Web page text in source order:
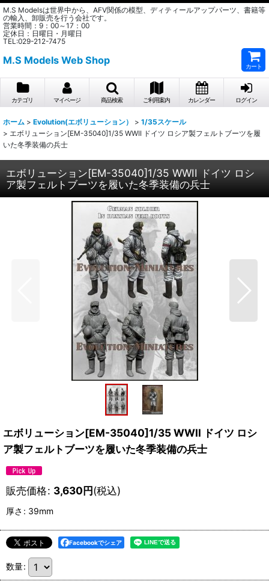
M.S Modelsは世界中から、AFV関係の模型、ディティールアップパーツ、書籍等
の輸入、卸販売を行う会社です。
営業時間：9：00～17：00
定休日：日曜日・月曜日
TEL:029-212-7475
M.S Models Web Shop
カート
カテゴリ マイページ 商品検索 ご利用案内 カレンダー ログイン
ホーム > Evolution(エボリューション） > 1/35スケール
> エボリューション[EM-35040]1/35 WWII ドイツ ロシア製フェルトブーツを履
いた冬季装備の兵士
エボリューション[EM-35040]1/35 WWII ドイツ ロシ
ア製フェルトブーツを履いた冬季装備の兵士
エボリューション[EM-35040]1/35 WWII ドイツ ロシ
ア製フェルトブーツを履いた冬季装備の兵士
販売価格: 3,630円(税込)
厚さ : 39mm
Facebookでシェア
数量: